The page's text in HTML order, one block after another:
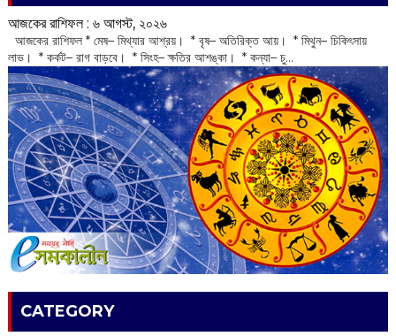
আজকের রাশিফল :‌ ‌‌৬ আগস্ট, ২০২৬
‌ আজকের রাশিফল * মেষ– মিথ্যার আশ্রয়। * বৃষ– অতিরিক্ত আয়। * মিথুন– চিকিৎসায়
লাভ। * কর্কট– রাগ বাড়বে। * সিংহ– ক্ষতির আশঙ্কা। * কন্যা– চু...
CATEGORY